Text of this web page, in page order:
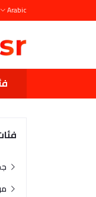
Arabic